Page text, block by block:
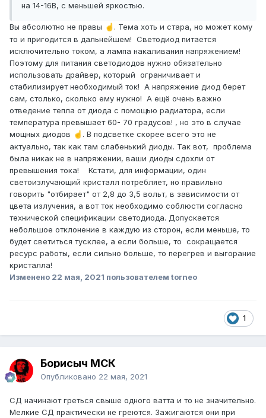
на 14-16В, с меньшей яркостью.
Вы абсолютно не правы ☝️ . Тема хоть и стара, но может кому
то и пригодится в дальнейшем! Светодиод питается
исключительно током, а лампа накаливания напряжением!
Поэтому для питания светодиодов нужно обязательно
использовать драйвер, который ограничивает и
стабилизирует необходимый ток! А напряжение диод берет
сам, столько, сколько ему нужно! А ещё очень важно
отведение тепла от диода с помощью радиатора, если
температура превышает 60- 70 градусов! , но это в случае
мощных диодов ☝️ . В подсветке скорее всего это не
актуально, так как там слабенький диоды. Так вот, проблема
была никак не в напряжении, ваши диоды сдохли от
превышения тока! Кстати, для информации, один
светоизлучающий кристалл потребляет, но правильно
говорить "отбирает" от 2,8 до 3,5 вольт, в зависимости от
цвета излучения, а вот ток необходимо соблюсти согласно
технической спецификации светодиода. Допускается
небольшое отклонение в каждую из сторон, если меньше, то
будет светиться тусклее, а если больше, то сокращается
ресурс работы, если сильно больше, то перегрев и выгорание
кристалла!
Изменено 22 мая, 2021 пользователем torneo
1
Борисыч МСК
Опубликовано 22 мая, 2021
СД начинают греться свыше одного ватта и то не значительно.
Мелкие СД практически не греются. Зажигаются они при